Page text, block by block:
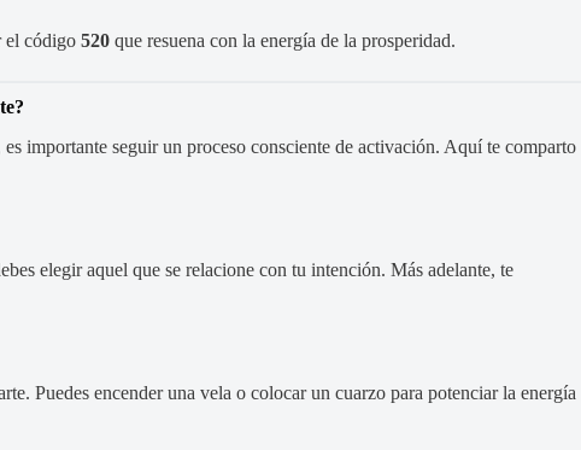
el código 520 que resuena con la energía de la prosperidad.
importante seguir un proceso consciente de activación. Aquí te comparto
elegir aquel que se relacione con tu intención. Más adelante, te
Puedes encender una vela o colocar un cuarzo para potenciar la energía